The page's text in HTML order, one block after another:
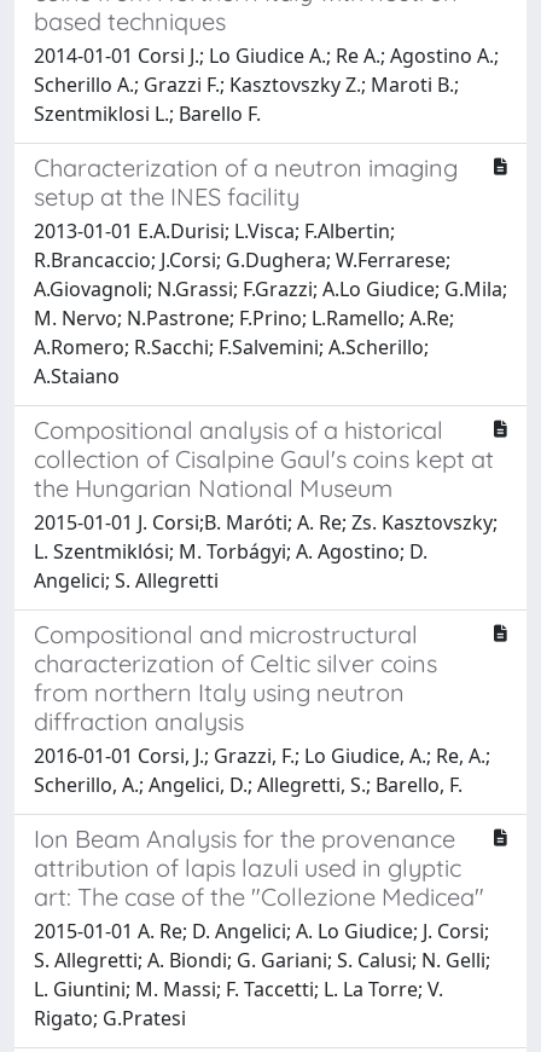
based techniques
2014-01-01 Corsi J.; Lo Giudice A.; Re A.; Agostino A.;
Scherillo A.; Grazzi F.; Kasztovszky Z.; Maroti B.;
Szentmiklosi L.; Barello F.
Characterization of a neutron imaging
setup at the INES facility
2013-01-01 E.A.Durisi; L.Visca; F.Albertin;
R.Brancaccio; J.Corsi; G.Dughera; W.Ferrarese;
A.Giovagnoli; N.Grassi; F.Grazzi; A.Lo Giudice; G.Mila;
M. Nervo; N.Pastrone; F.Prino; L.Ramello; A.Re;
A.Romero; R.Sacchi; F.Salvemini; A.Scherillo;
A.Staiano
Compositional analysis of a historical
collection of Cisalpine Gaul's coins kept at
the Hungarian National Museum
2015-01-01 J. Corsi;B. Maróti; A. Re; Zs. Kasztovszky;
L. Szentmiklósi; M. Torbágyi; A. Agostino; D.
Angelici; S. Allegretti
Compositional and microstructural
characterization of Celtic silver coins
from northern Italy using neutron
diffraction analysis
2016-01-01 Corsi, J.; Grazzi, F.; Lo Giudice, A.; Re, A.;
Scherillo, A.; Angelici, D.; Allegretti, S.; Barello, F.
Ion Beam Analysis for the provenance
attribution of lapis lazuli used in glyptic
art: The case of the "Collezione Medicea"
2015-01-01 A. Re; D. Angelici; A. Lo Giudice; J. Corsi;
S. Allegretti; A. Biondi; G. Gariani; S. Calusi; N. Gelli;
L. Giuntini; M. Massi; F. Taccetti; L. La Torre; V.
Rigato; G.Pratesi